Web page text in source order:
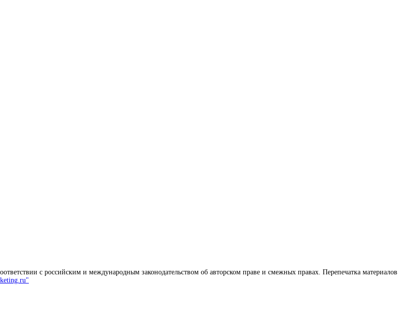
с российским и международным законодательством об авторском праве и смежных правах. Перепечатка материалов